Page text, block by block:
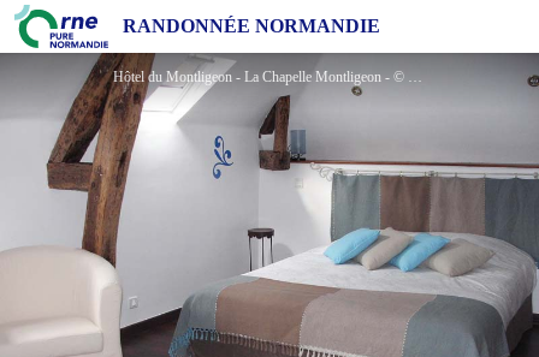
RANDONNÉE NORMANDIE
Hôtel le Montligeon
Hôtel du Montligeon - La Chapelle Montligeon - © Orne Tourisme